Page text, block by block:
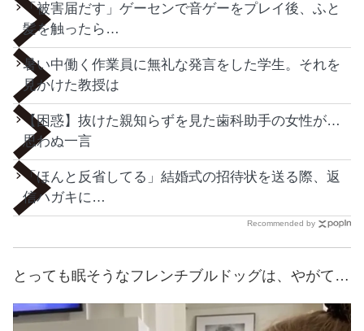
「被害届だす」ゲーセンで音ゲーをプレイ後、ふと
髪を触ったら…
暑い中働く作業員に無礼な発言をした学生。それを
見かけた教授は
【困惑】抜けた親知らずを見た歯科助手の女性が…
思わぬ一言
「ほんと反省してる」結婚式の招待状を送る際、返
信ハガキに…
Recommended by
とっても眠そうなフレンチブルドッグは、やがて…